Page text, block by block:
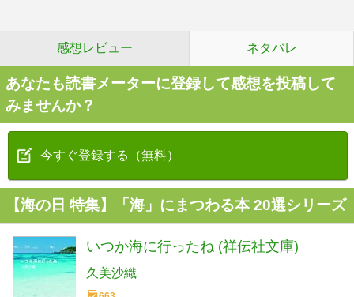
感想レビュー ネタバレ
あなたも読書メーターに登録して感想を投稿して
みませんか？
今すぐ登録する（無料）
【海の日 特集】「海」にまつわる本 20選シリーズ
いつか海に行ったね (祥伝社文庫)
久美沙織